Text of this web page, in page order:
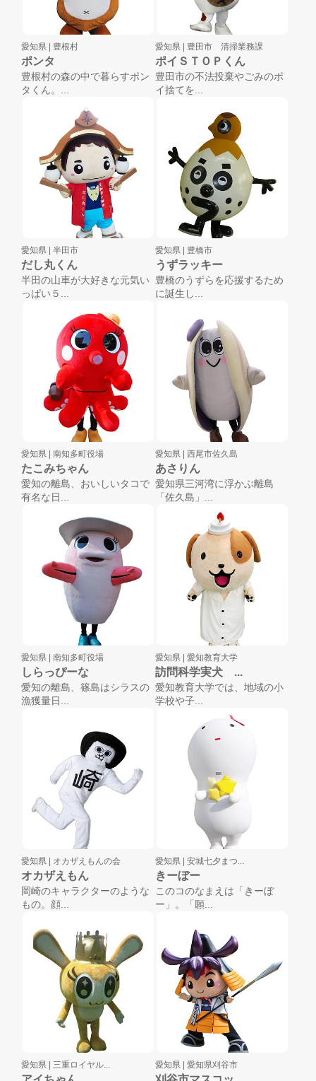
愛知県 | 豊根村
ポンタ
豊根村の森の中で暮らすポン
タくん。...
愛知県 | 豊田市 清掃業務課
ポイＳＴＯＰくん
豊田市の不法投棄やごみのポ
イ捨てを...
愛知県 | 半田市
だし丸くん
半田の山車が大好きな元気い
っぱい５...
愛知県 | 豊橋市
うずラッキー
豊橋のうずらを応援するため
に誕生し...
愛知県 | 南知多町役場
たこみちゃん
愛知の離島、おいしいタコで
有名な日...
愛知県 | 西尾市佐久島
あさりん
愛知県三河湾に浮かぶ離島
「佐久島」...
愛知県 | 南知多町役場
しらっぴーな
愛知の離島、篠島はシラスの
漁獲量日...
愛知県 | 愛知教育大学
訪問科学実犬 ...
愛知教育大学では、地域の小
学校や子...
愛知県 | オカザえもんの会
オカザえもん
岡崎のキャラクターのような
もの。顔...
愛知県 | 安城七夕まつ...
きーぼー
このコのなまえは「きーぼ
ー」。「願...
愛知県 | 三重ロイヤル... 愛知県 | 愛知県刈谷市